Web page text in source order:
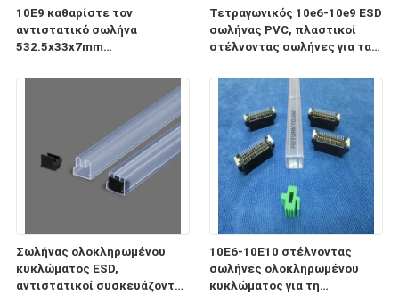
10E9 καθαρίστε τον
αντιστατικό σωλήνα
532.5x33x7mm
ESD για τη συσκευασία και τη
Τετραγωνικός 10e6-10e9 ESD
σωλήνας PVC, πλαστικοί
στέλνοντας σωλήνες για τα
Σωλήνας ολοκληρωμένου
κυκλώματος ESD,
αντιστατικοί συσκευάζοντας
10E6-10E10 στέλνοντας
σωλήνες ολοκληρωμένου
κυκλώματος για τη